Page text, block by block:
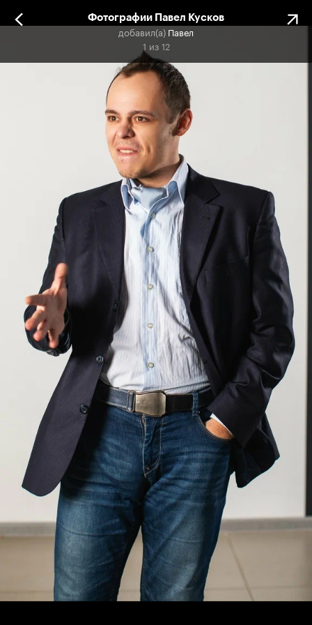
Фотографии Павел Кусков
добавил(а) Павел
1 из 12